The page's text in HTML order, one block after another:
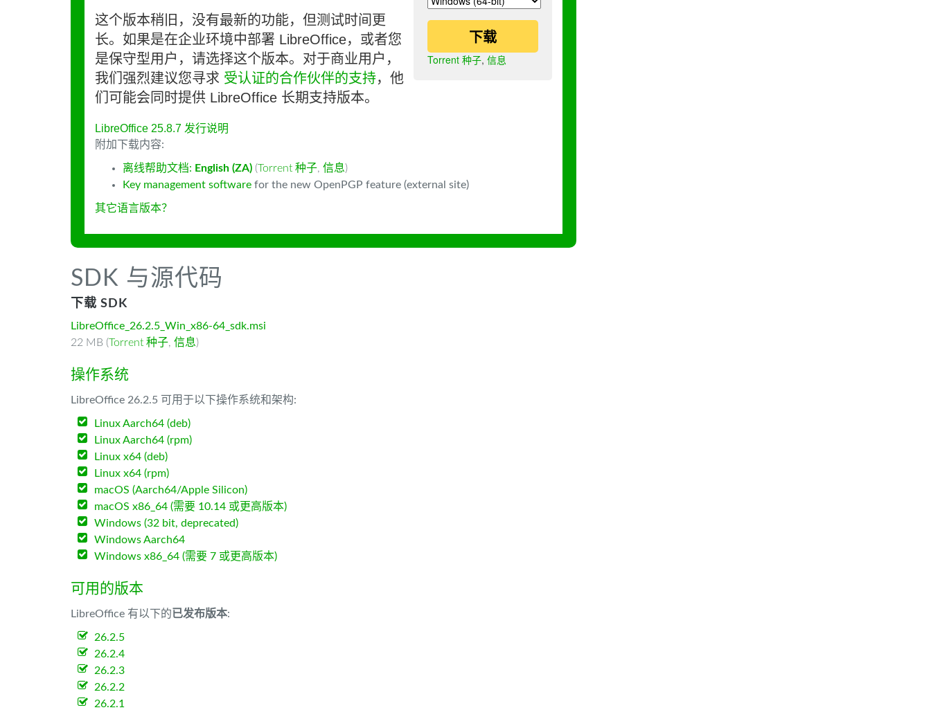
下载
Torrent 种子, 信息
这个版本稍旧，没有最新的功能，但测试时间更
长。如果是在企业环境中部署 LibreOffice，或者您
是保守型用户，请选择这个版本。对于商业用户，
我们强烈建议您寻求 受认证的合作伙伴的支持，他
们可能会同时提供 LibreOffice 长期支持版本。
LibreOffice 25.8.7 发行说明
附加下载内容:
离线帮助文档: English (ZA) (Torrent 种子, 信息)
Key management software for the new OpenPGP feature (external site)
其它语言版本？
SDK 与源代码
下载 SDK
LibreOffice_26.2.5_Win_x86-64_sdk.msi
22 MB (Torrent 种子, 信息)
操作系统
LibreOffice 26.2.5 可用于以下操作系统和架构:
Linux Aarch64 (deb)
Linux Aarch64 (rpm)
Linux x64 (deb)
Linux x64 (rpm)
macOS (Aarch64/Apple Silicon)
macOS x86_64 (需要 10.14 或更高版本)
Windows (32 bit, deprecated)
Windows Aarch64
Windows x86_64 (需要 7 或更高版本)
可用的版本
LibreOffice 有以下的已发布版本:
26.2.5
26.2.4
26.2.3
26.2.2
26.2.1